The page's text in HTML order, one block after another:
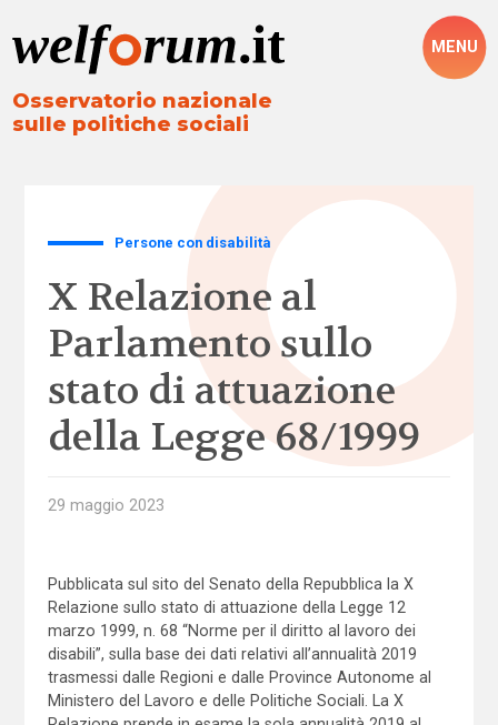
Osservatorio nazionale
sulle politiche sociali
MENU
Persone con disabilità
X Relazione al
Parlamento sullo
stato di attuazione
della Legge 68/1999
29 maggio 2023
Pubblicata sul sito del Senato della Repubblica la X
Relazione sullo stato di attuazione della Legge 12
marzo 1999, n. 68 “Norme per il diritto al lavoro dei
disabili”, sulla base dei dati relativi all’annualità 2019
trasmessi dalle Regioni e dalle Province Autonome al
Ministero del Lavoro e delle Politiche Sociali. La X